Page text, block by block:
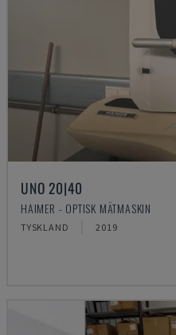
UNO 20|40
HAIMER - OPTISK MÄTMASKIN
TYSKLAND 2019